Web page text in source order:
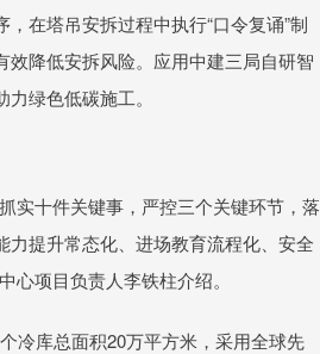
在塔吊安拆过程中执行“口令复诵”制
降低安拆风险。应用中建三局自研智
绿色低碳施工。
实十件关键事，严控三个关键环节，落
提升常态化、进场教育流程化、安全
项目负责人李铁柱介绍。
冷库总面积20万平方米，采用全球先